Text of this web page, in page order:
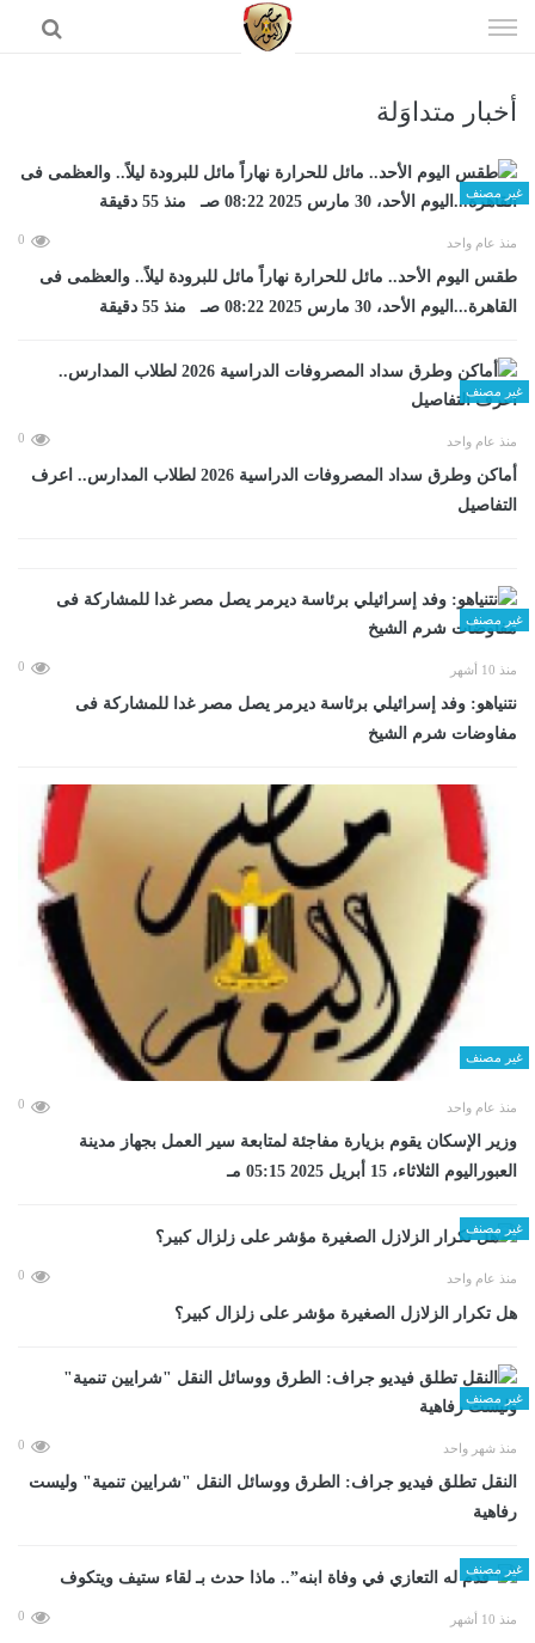
الى
أخبار متداوَلة
غير مصنف
منذ عام واحد 0
طقس اليوم الأحد.. مائل للحرارة نهاراً مائل للبرودة ليلاً.. والعظمى فى
القاهرة...اليوم الأحد، 30 مارس 2025 08:22 صـ منذ 55 دقيقة
غير مصنف
منذ عام واحد 0
أماكن وطرق سداد المصروفات الدراسية 2026 لطلاب المدارس.. اعرف
التفاصيل
غير مصنف
منذ 10 أشهر 0
نتنياهو: وفد إسرائيلي برئاسة ديرمر يصل مصر غدا للمشاركة فى
مفاوضات شرم الشيخ
غير مصنف
منذ عام واحد 0
وزير الإسكان يقوم بزيارة مفاجئة لمتابعة سير العمل بجهاز مدينة
العبوراليوم الثلاثاء، 15 أبريل 2025 05:15 مـ
غير مصنف
منذ عام واحد 0
هل تكرار الزلازل الصغيرة مؤشر على زلزال كبير؟
غير مصنف
منذ شهر واحد 0
​النقل تطلق فيديو جراف: الطرق ووسائل النقل "شرايين تنمية" وليست
رفاهية
غير مصنف
منذ 10 أشهر 0